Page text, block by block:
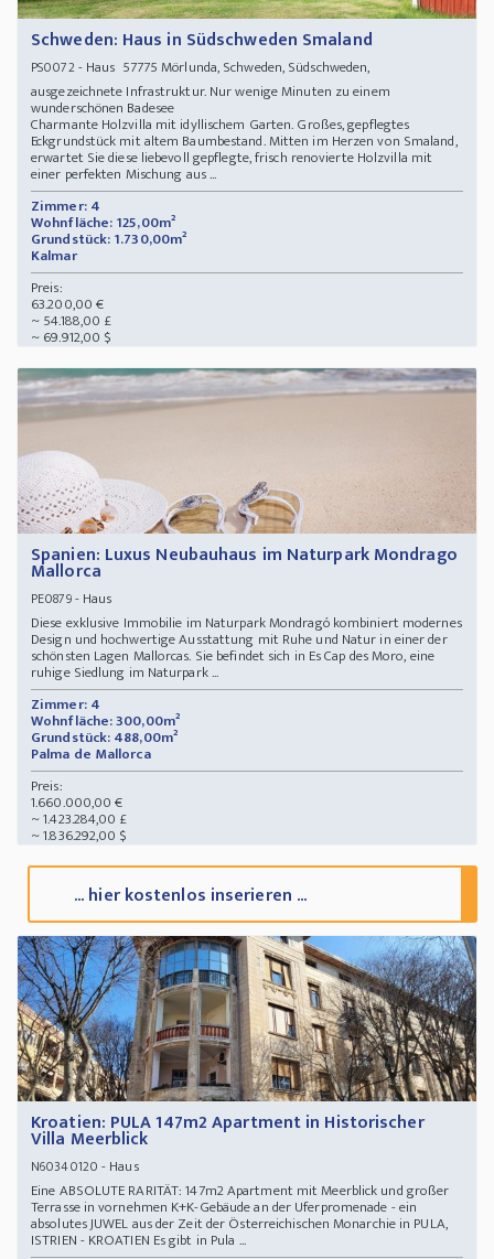
Schweden: Haus in Südschweden Smaland
PS0072- Haus 57775 Mörlunda, Schweden, Südschweden,
ausgezeichnete Infrastruktur. Nur wenige Minuten zu einem
wunderschönen Badesee
Charmante Holzvilla mit idyllischem Garten. Großes, gepflegtes
Eckgrundstück mit altem Baumbestand. Mitten im Herzen von Smaland,
erwartet Sie diese liebevoll gepflegte, frisch renovierte Holzvilla mit
einer perfekten Mischung aus ...
Zimmer: 4
Wohnfläche: 125,00m²
Grundstück: 1.730,00m²
Kalmar
Preis:
63.200,00 €
~ 54.188,00 £
~ 69.912,00 $
Spanien: Luxus Neubauhaus im Naturpark Mondrago
Mallorca
PE0879- Haus
Diese exklusive Immobilie im Naturpark Mondragó kombiniert modernes
Design und hochwertige Ausstattung mit Ruhe und Natur in einer der
schönsten Lagen Mallorcas. Sie befindet sich in Es Cap des Moro, eine
ruhige Siedlung im Naturpark ...
Zimmer: 4
Wohnfläche: 300,00m²
Grundstück: 488,00m²
Palma de Mallorca
Preis:
1.660.000,00 €
~ 1.423.284,00 £
~ 1.836.292,00 $
... hier kostenlos inserieren ...
Kroatien: PULA 147m2 Apartment in Historischer
Villa Meerblick
N60340120 - Haus
Eine ABSOLUTE RARITÄT: 147m2 Apartment mit Meerblick und großer
Terrasse in vornehmen K+K-Gebäude an der Uferpromenade - ein
absolutes JUWEL aus der Zeit der Österreichischen Monarchie in PULA,
ISTRIEN - KROATIEN Es gibt in Pula ...